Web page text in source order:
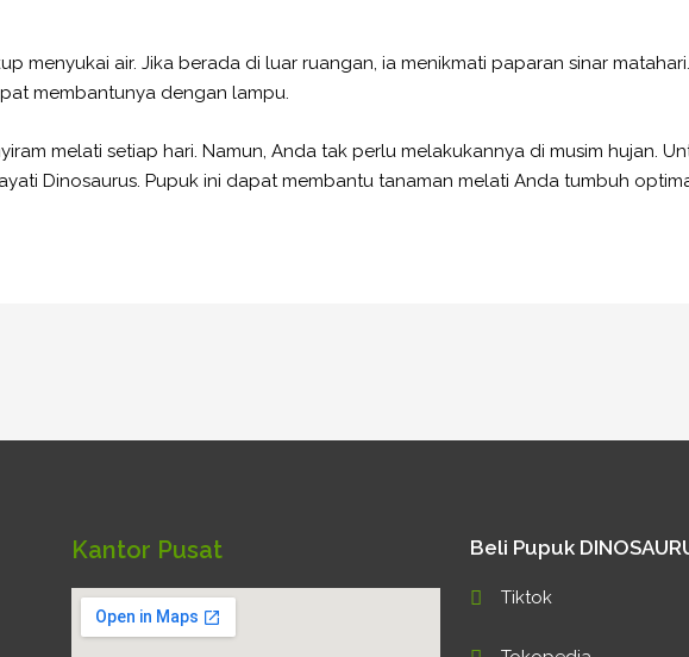
menyukai air. Jika berada di luar ruangan, ia menikmati paparan sinar
membantunya dengan lampu.
melati setiap hari. Namun, Anda tak perlu melakukannya di musim hujan.
Dinosaurus. Pupuk ini dapat membantu tanaman melati Anda tumbuh
Kantor Pusat Beli Pupuk
Tiktok